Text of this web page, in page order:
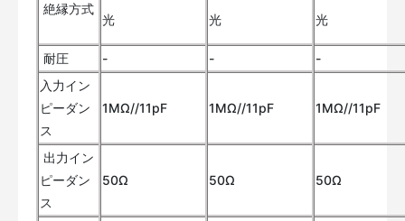
絶縁方式
光 光 光
耐圧 - -
-
入力イン
ピーダン
ス
1MΩ//11pF 1MΩ//11pF 1MΩ//11pF
出力イン
ピーダン
ス
50Ω 50Ω 50Ω